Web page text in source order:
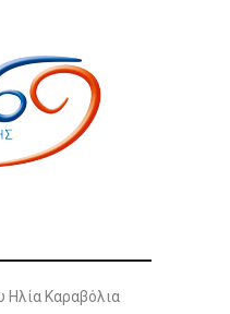
Καραβόλια